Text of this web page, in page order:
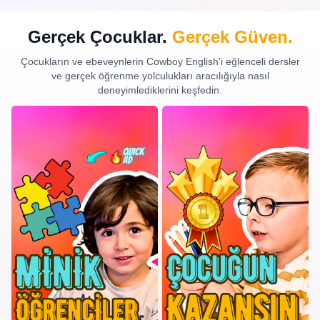
Gerçek Çocuklar. Gerçek Güven.
Çocukların ve ebeveynlerin Cowboy English'i eğlenceli dersler
ve gerçek öğrenme yolculukları aracılığıyla nasıl
deneyimlediklerini keşfedin.